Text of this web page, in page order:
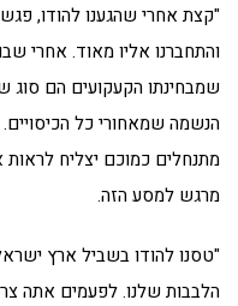
"קצת אחרי שהגענו להודו,
והתחברנו אליו מאוד. אחרי
שמבחינתו הקעקועים הם סוג
הנשמה שמאחורי כל
מתנחלים כמוכם יצליח לראות
מרגש למסע הזה.
"טסנו להודו בשביל ארץ
הלבבות שלנו. לפעמים אתה